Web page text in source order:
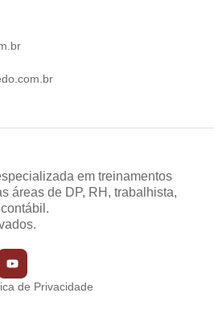
em treinamentos
áreas de DP, RH, trabalhista,
de Privacidade